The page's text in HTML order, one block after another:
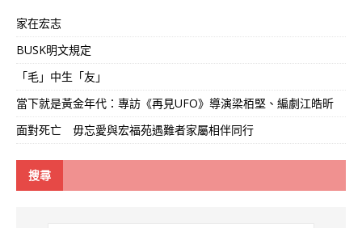
家在宏志
BUSK明文規定
「毛」中生「友」
當下就是黃金年代：專訪《再見UFO》導演梁栢堅、編劇江皓昕
面對死亡 毋忘愛與宏福苑遇難者家屬相伴同行
搜尋